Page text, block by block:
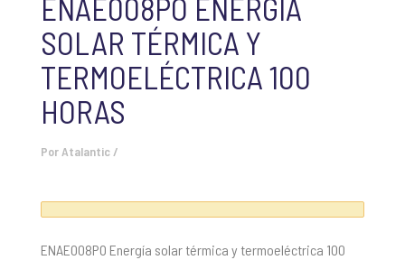
ENAE008PO ENERGÍA
SOLAR TÉRMICA Y
TERMOELÉCTRICA 100
HORAS
Por Atalantic /
ENAE008PO Energía solar térmica y termoeléctrica 100